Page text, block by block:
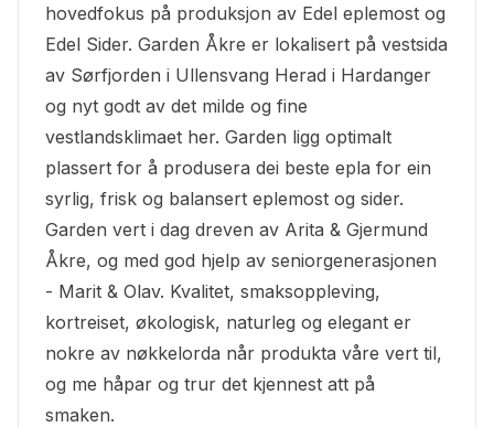
hovedfokus på produksjon av Edel eplemost og
­Edel Sider. Garden Åkre er lokalisert på vestsida
av Sørfjorden i Ullensvang Herad i Hardanger
og nyt godt av det milde og fine
vestlandsklimaet her. Garden ligg optimalt
plassert for å produsera dei beste epla for ein
syrlig, frisk og balansert eplemost og ­sider.
Garden vert i dag dreven av Arita & Gjermund
Åkre, og med god hjelp av seniorgenerasjonen
- Marit & Olav. Kvalitet, smaksoppleving,
kortreiset, økologisk, naturleg og elegant er
nokre av nøkkelorda når produkta våre vert til,
og me håpar og trur det kjennest att på
smaken.